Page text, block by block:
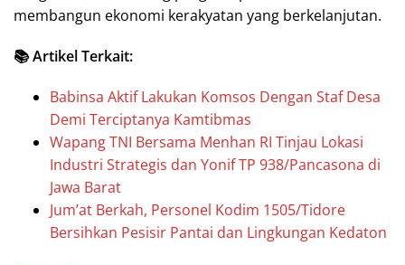
membangun ekonomi kerakyatan yang berkelanjutan.
📚 Artikel Terkait:
Babinsa Aktif Lakukan Komsos Dengan Staf Desa
Demi Terciptanya Kamtibmas
Wapang TNI Bersama Menhan RI Tinjau Lokasi
Industri Strategis dan Yonif TP 938/Pancasona di
Jawa Barat
Jum’at Berkah, Personel Kodim 1505/Tidore
Bersihkan Pesisir Pantai dan Lingkungan Kedaton